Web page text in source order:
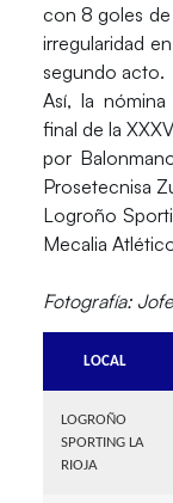
con 8 goles
irregularidad
segundo acto.
Así, la
final de la
por
Prosetecnisa
Logroño
Mecalia
Fotografía:
LOCAL
LOGROÑO
SPORTING LA
RIOJA